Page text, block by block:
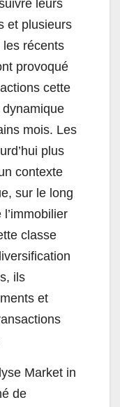
leurs
et plusieurs
récents
provoqué
cette
mois. Les
plus
contexte
sur le long
classe
ils
et
Market in
de